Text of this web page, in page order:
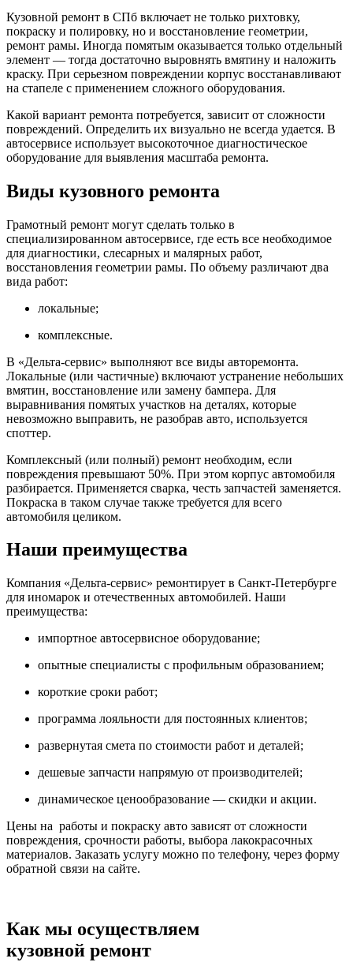
Кузовной ремонт в СПб включает не только рихтовку,
покраску и полировку, но и восстановление геометрии,
ремонт рамы. Иногда помятым оказывается только отдельный
элемент — тогда достаточно выровнять вмятину и наложить
краску. При серьезном повреждении корпус восстанавливают
на стапеле с применением сложного оборудования.
Какой вариант ремонта потребуется, зависит от сложности
повреждений. Определить их визуально не всегда удается. В
автосервисе использует высокоточное диагностическое
оборудование для выявления масштаба ремонта.
Виды кузовного ремонта
Грамотный ремонт могут сделать только в
специализированном автосервисе, где есть все необходимое
для диагностики, слесарных и малярных работ,
восстановления геометрии рамы. По объему различают два
вида работ:
локальные;
комплексные.
В «Дельта-сервис» выполняют все виды авторемонта.
Локальные (или частичные) включают устранение небольших
вмятин, восстановление или замену бампера. Для
выравнивания помятых участков на деталях, которые
невозможно выправить, не разобрав авто, используется
споттер.
Комплексный (или полный) ремонт необходим, если
повреждения превышают 50%. При этом корпус автомобиля
разбирается. Применяется сварка, честь запчастей заменяется.
Покраска в таком случае также требуется для всего
автомобиля целиком.
Наши преимущества
Компания «Дельта-сервис» ремонтирует в Санкт-Петербурге
для иномарок и отечественных автомобилей. Наши
преимущества:
импортное автосервисное оборудование;
опытные специалисты с профильным образованием;
короткие сроки работ;
программа лояльности для постоянных клиентов;
развернутая смета по стоимости работ и деталей;
дешевые запчасти напрямую от производителей;
динамическое ценообразование — скидки и акции.
Цены на работы и покраску авто зависят от сложности
повреждения, срочности работы, выбора лакокрасочных
материалов. Заказать услугу можно по телефону, через форму
обратной связи на сайте.
Как мы осуществляем
кузовной ремонт